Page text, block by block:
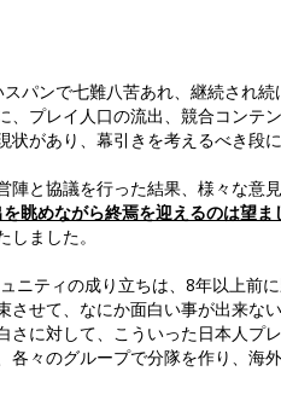
パンで七難八苦あれ、継続され
、プレイ人口の流出、競合コンテ
状があり、幕引きを考えるべき段
陣と協議を行った結果、様々な意
眺めながら終焉を迎えるのは望
ました。
ニティの成り立ちは、8年以上前
させて、なにか面白い事が出来な
さに対して、こういった日本人プ
各々のグループで分隊を作り、海